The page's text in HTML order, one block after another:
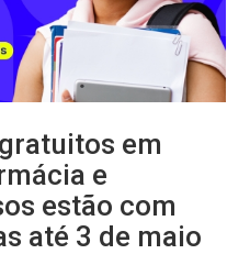
em
e
estão com
até 3 de maio